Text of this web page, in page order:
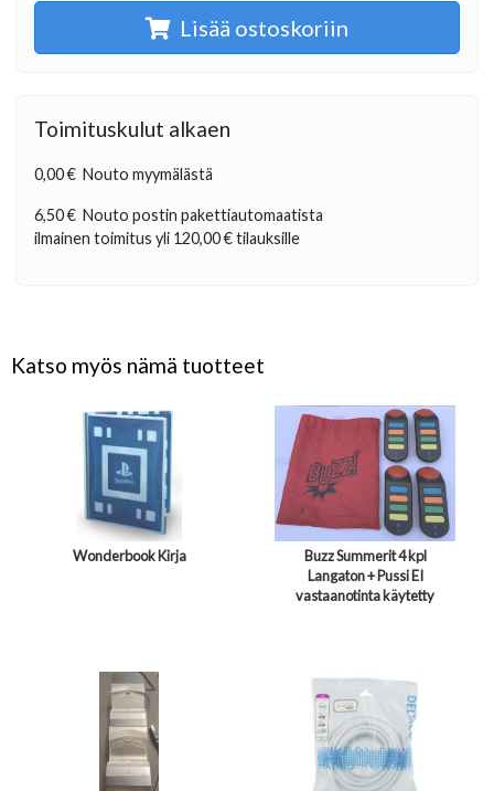
Lisää ostoskoriin
Toimituskulut alkaen
0,00 € Nouto myymälästä
6,50 € Nouto postin pakettiautomaatista
ilmainen toimitus yli 120,00 €tilauksille
Katso myös nämä tuotteet
Wonderbook Kirja
Buzz Summerit 4 kpl
Langaton + Pussi EI
vastaanotinta käytetty